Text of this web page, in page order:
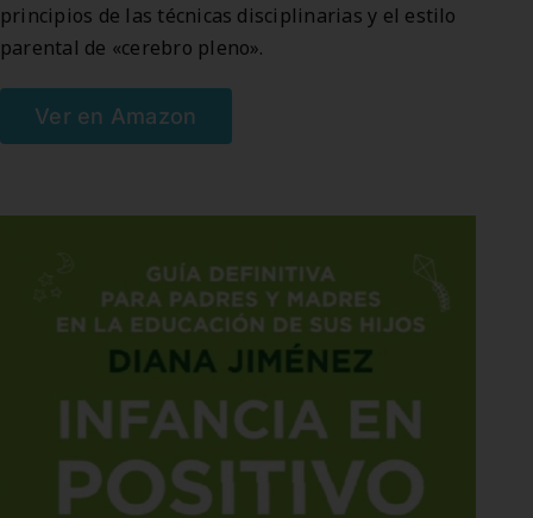
principios de las técnicas disciplinarias y el estilo
parental de «cerebro pleno».
Ver en Amazon